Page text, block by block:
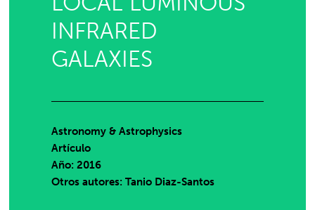
INFRARED
GALAXIES
Astronomy & Astrophysics
Artículo
Año: 2016
Otros autores: Tanio Diaz-Santos